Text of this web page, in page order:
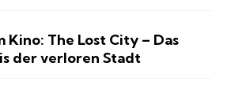
Kino: The Lost City – Das
der verloren Stadt